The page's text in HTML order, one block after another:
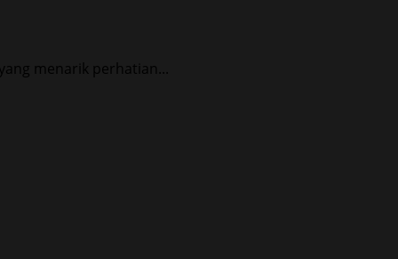
menarik perhatian...